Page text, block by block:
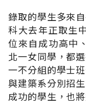
錄取的學生多來
科大去年正取生
位來自成功高中
北一女同學，都
一不分組的學士
與建築系分別招
成功的學生，也